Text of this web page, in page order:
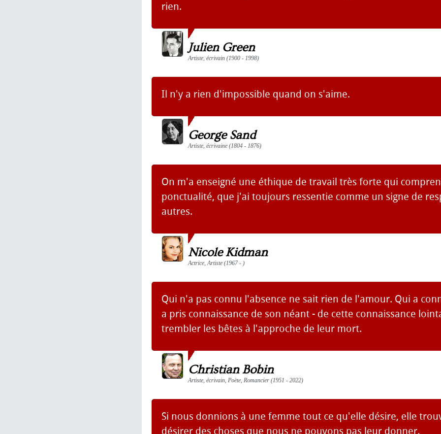
rien.
Julien Green
Artiste, écrivain (1900 - 1998)
Il n'y a rien d'impossible quand on s'aime.
George Sand
Artiste, écrivaine (1804 - 1876)
On m'a enseigné une éthique de travail très forte qui
ponctualité, que j'ai toujours ressentie comme un signe de
autres.
Nicole Kidman
Actrice, Artiste (1967 - )
Qui n'a pas connu l'absence ne sait rien de l'amour. Qui a
a pris connaissance de son néant - de cette connaissance
trembler les bêtes à l'approche de leur mort.
Christian Bobin
Artiste, écrivain, Poète, Romancier (1951 - 2022)
Si nous donnions à une femme tout ce qu'elle désire, elle
désirer des choses que nous ne pouvons pas leur donner.